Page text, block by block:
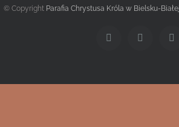
© Copyright Parafia Chrystusa Króla w Bielsku-Białej
FacebookTwitter